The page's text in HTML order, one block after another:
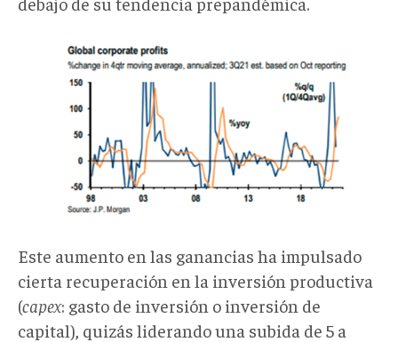
gl2.png
Este aumento en las ganancias ha impulsado
cierta recuperación en la inversión productiva
(capex: gasto de inversión o inversión de
capital), quizás liderando una subida de 5 a